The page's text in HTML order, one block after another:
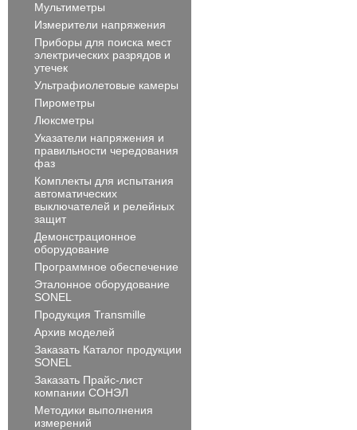
Мультиметры
Измерители напряжения
Приборы для поиска мест
электрических разрядов и
утечек
Ультрафиолетовые камеры
Пирометры
Люксметры
Указатели напряжения и
правильности чередования
фаз
Комплекты для испытания
автоматических
выключателей и релейных
защит
Демонстрационное
оборудование
Программное обеспечение
Эталонное оборудование
SONEL
Продукция Transmille
Архив моделей
Заказать Каталог продукции
SONEL
Заказать Прайс-лист
компании СОНЭЛ
Методики выполнения
измерений